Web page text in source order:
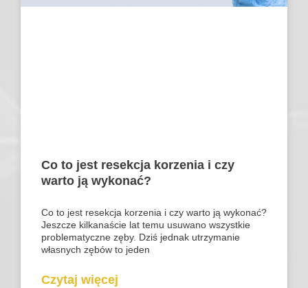
Co to jest resekcja korzenia i czy
warto ją wykonać?
Co to jest resekcja korzenia i czy warto ją wykonać?
Jeszcze kilkanaście lat temu usuwano wszystkie
problematyczne zęby. Dziś jednak utrzymanie
własnych zębów to jeden
Czytaj więcej